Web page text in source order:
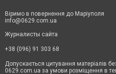
Віримо в повернення до Маріуполя
info@0629.com.ua
Журналисты сайта
+38 (096) 91 303 68
Допускається цитування матеріалів
0629.com.ua за умови розміщення в